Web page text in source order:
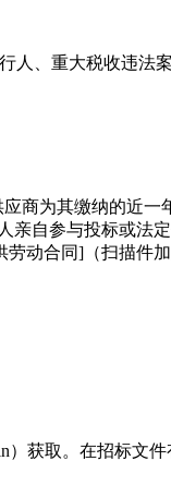
人、重大税收违
商为其缴纳的近一
自参与投标或法
动合同]（扫描件加
）获取。在招标文